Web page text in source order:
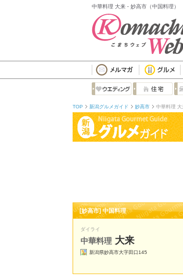
中華料理 大来 - 妙高市（中国料理）
TOP 新潟グルメガイド 妙高市 中華料理 大
[妙高市] 中国料理
ダイライ
中華料理 大来
新潟県妙高市大字田口145